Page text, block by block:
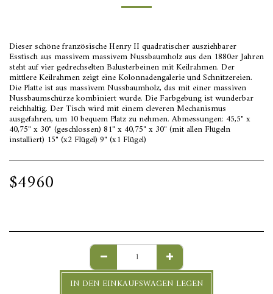
Dieser schöne französische Henry II quadratischer ausziehbarer
Esstisch aus massivem massivem Nussbaumholz aus den 1880er Jahren
steht auf vier gedrechselten Balusterbeinen mit Keilrahmen. Der
mittlere Keilrahmen zeigt eine Kolonnadengalerie und Schnitzereien.
Die Platte ist aus massivem Nussbaumholz, das mit einer massiven
Nussbaumschürze kombiniert wurde. Die Farbgebung ist wunderbar
reichhaltig. Der Tisch wird mit einem cleveren Mechanismus
ausgefahren, um 10 bequem Platz zu nehmen. Abmessungen: 45,5" x
40,75" x 30" (geschlossen) 81" x 40,75" x 30" (mit allen Flügeln
installiert) 15" (x2 Flügel) 9" (x1 Flügel)
$4960
IN DEN EINKAUFSWAGEN LEGEN